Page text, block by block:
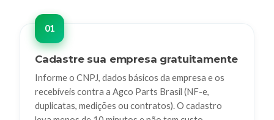
Cadastre sua empresa gratuitamente
Informe o CNPJ, dados básicos da empresa e os
recebíveis contra a Agco Parts Brasil (NF-e,
duplicatas, medições ou contratos). O cadastro